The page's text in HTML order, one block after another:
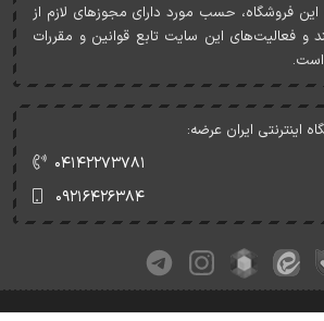
فروشگاه، حسب مورد دارای مجوزهای لازم از
و فعاليت‌های اين سايت تابع قوانين و مقررات
است.
اینترنتی ایران عرضه:
۰۴۱۴۲۲۷۳۷۸۱
۰۹۲۱۶۴۲۶۳۸۴